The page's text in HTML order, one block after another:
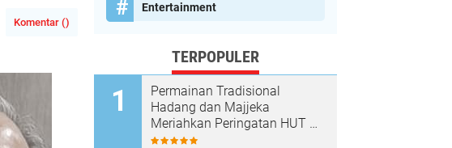
Komentar ()
Entertainment
TERPOPULER
Permainan Tradisional
Hadang dan Majjeka
Meriahkan Peringatan HUT RI
di Sibulue